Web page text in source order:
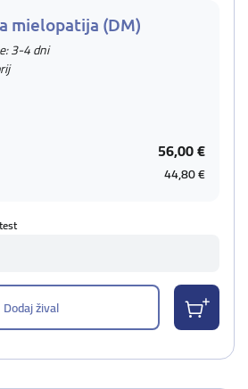
mielopatija (DM)
3-4 dni
56,00 €
44,80 €
Dodaj žival